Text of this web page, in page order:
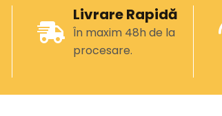
Livrare Rapidă
În maxim 48h de la
procesare.